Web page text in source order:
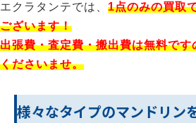
エクラタンテでは、 1点のみの買取
ございます！
出張費・査定費・搬出費は無料で
くださいませ。
様々なタイプのマンドリン